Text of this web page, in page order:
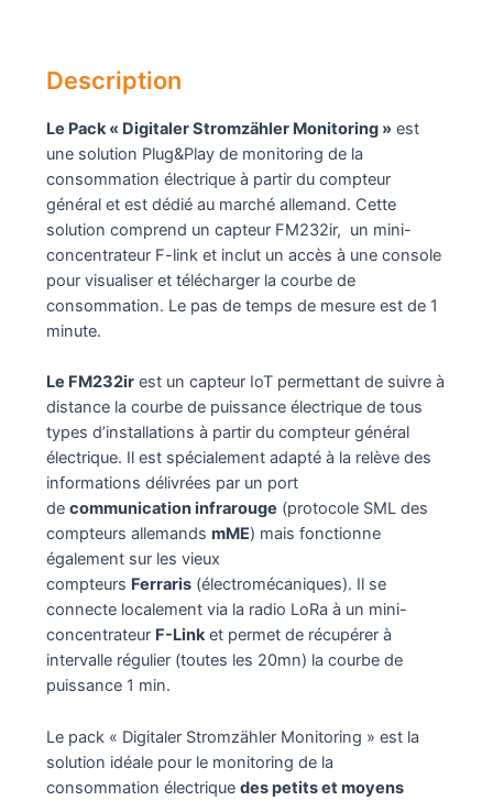
Description
Le Pack « Digitaler Stromzähler Monitoring »est
une solution Plug&Play de monitoring de la
consommation électrique à partir du compteur
général et est dédié au marché allemand. Cette
solution comprend un capteur FM232ir, un mini-
concentrateur F-link et inclut un accès à une console
pour visualiser et télécharger la courbe de
consommation. Le pas de temps de mesure est de 1
minute.
Le FM232irest un capteur IoT permettant de suivre à
distance la courbe de puissance électrique de tous
types d’installations à partir du compteur général
électrique. Il est spécialement adapté à la relève des
informations délivrées par un port
de communication infrarouge (protocole SML des
compteurs allemands mME) mais fonctionne
également sur les vieux
compteurs Ferraris(électromécaniques). Il se
connecte localement via la radio LoRa à un mini-
concentrateur F-Linket permet de récupérer à
intervalle régulier (toutes les 20mn) la courbe de
puissance 1 min.
Le pack « Digitaler Stromzähler Monitoring » est la
solution idéale pour le monitoring de la
consommation électrique des petits et moyens